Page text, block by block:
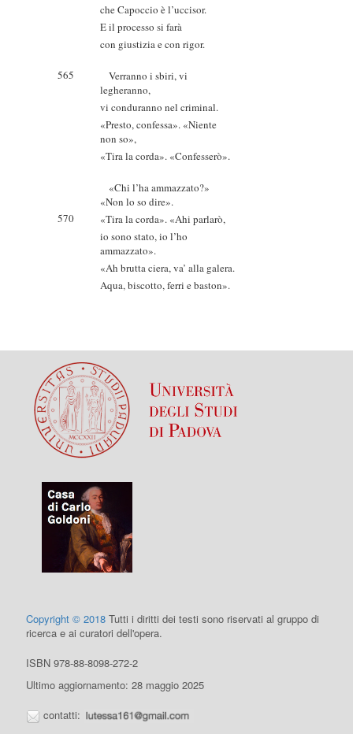
che Capoccio è l’uccisor.
E il processo si farà
con giustizia e con rigor.
565
Verranno i sbiri, vi
legheranno,
vi conduranno nel criminal.
«Presto, confessa». «Niente
non so»,
«Tira la corda». «Confesserò».
«Chi l’ha ammazzato?»
«Non lo so dire».
570
«Tira la corda». «Ahi parlarò,
io sono stato, io l’ho
ammazzato».
«Ah brutta ciera, va’ alla galera.
Aqua, biscotto, ferri e baston».
Copyright © 2018 Tutti i diritti dei testi sono riservati al gruppo di
ricerca e ai curatori dell'opera.
ISBN 978-88-8098-272-2
Ultimo aggiornamento: 28 maggio 2025
contatti: